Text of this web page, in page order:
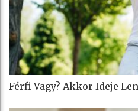
Férfi Vagy? Akkor Ideje